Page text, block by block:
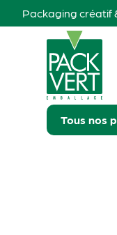
Packaging créatif
Tous nos